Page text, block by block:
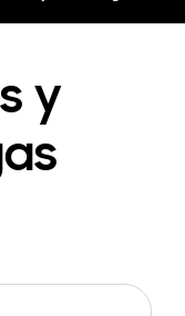
y